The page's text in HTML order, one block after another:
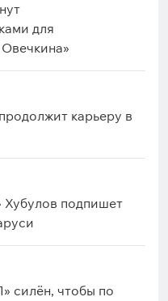
для
карьеру в
Хубулов подпишет
силён, чтобы по